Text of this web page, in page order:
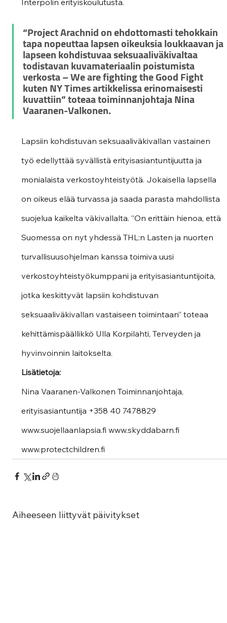
Interpolin erityiskoulutusta.
“Project Arachnid on ehdottomasti tehokkain
tapa nopeuttaa lapsen oikeuksia loukkaavan ja
lapseen kohdistuvaa seksuaaliväkivaltaa
todistavan kuvamateriaalin poistumista
verkosta – We are fighting the Good Fight
kuten NY Times artikkelissa erinomaisesti
kuvattiin” toteaa toiminnanjohtaja Nina
Vaaranen-Valkonen.
Lapsiin kohdistuvan seksuaaliväkivallan vastainen
työ edellyttää syvällistä erityisasiantuntijuutta ja
monialaista verkostoyhteistyötä. Jokaisella lapsella
on oikeus elää turvassa ja saada parasta mahdollista
suojelua kaikelta väkivallalta. ”On erittäin hienoa, että
Suomessa on nyt yhdessä THL:n Lasten ja nuorten
turvallisuusohjelman kanssa toimiva uusi
verkostoyhteistyökumppani ja erityisasiantuntijoita,
jotka keskittyvät lapsiin kohdistuvan
seksuaaliväkivallan vastaiseen toimintaan” toteaa
kehittämispäällikkö Ulla Korpilahti, Terveyden ja
hyvinvoinnin laitokselta.
Lisätietoja:
Nina Vaaranen-Valkonen Toiminnanjohtaja,
erityisasiantuntija +358 40 7478829
www.suojellaanlapsia.fi www.skyddabarn.fi
www.protectchildren.fi
Aiheeseen liittyvät päivitykset